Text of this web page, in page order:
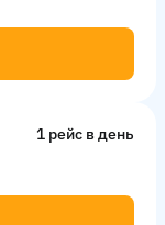
1 рейс в день